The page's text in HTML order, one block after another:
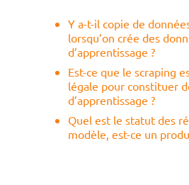
Y a-t-il copie de
lorsqu’on crée des
d’apprentissage ?
Est-ce que le scraping
légale pour constituer
d’apprentissage ?
Quel est le statut des
modèle, est-ce un